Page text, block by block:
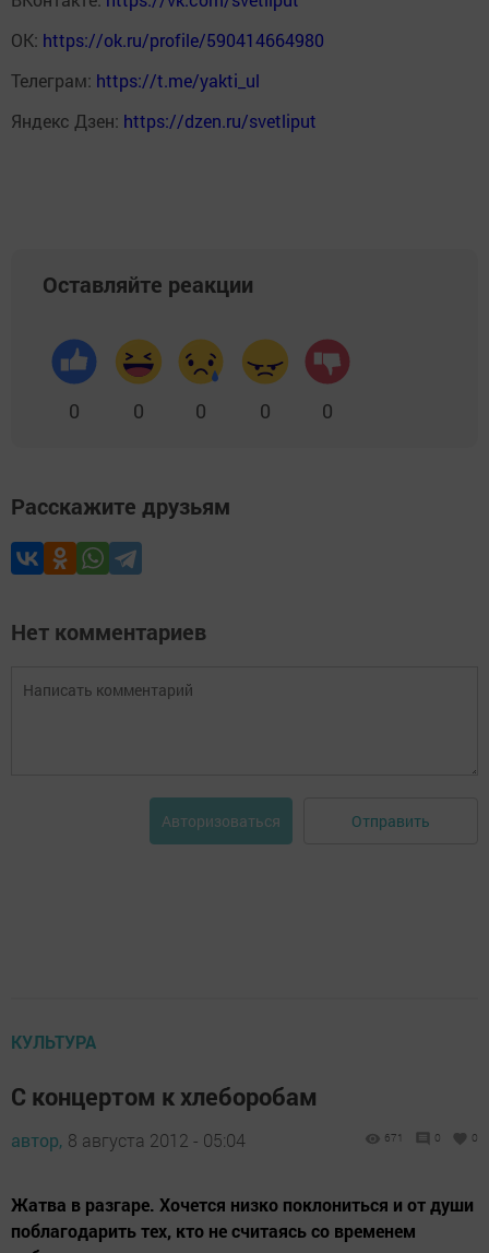
ОК: https://ok.ru/profile/590414664980
Телеграм: https://t.me/yakti_ul
Яндекс Дзен: https://dzen.ru/svetliput
Оставляйте реакции
0 0 0 0 0
Расскажите друзьям
Нет комментариев
Авторизоваться Отправить
КУЛЬТУРА
С концертом к хлеборобам
автор, 8 августа 2012 - 05:04 671 0 0
Жатва в разгаре. Хочется низко поклониться и от души
поблагодарить тех, кто не считаясь со временем